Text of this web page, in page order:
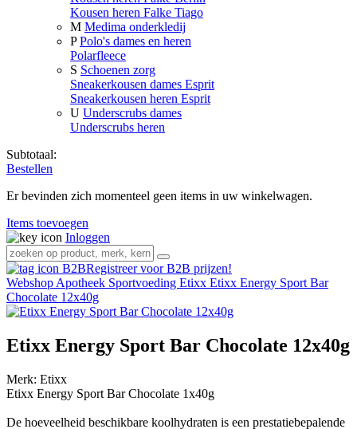
Kousen heren Falke Tiago
M Medima onderkledij
P Polo's dames en heren
Polarfleece
S Schoenen zorg
Sneakerkousen dames Esprit
Sneakerkousen heren Esprit
U Underscrubs dames
Underscrubs heren
Subtotaal:
Bestellen
Er bevinden zich momenteel geen items in uw winkelwagen.
Items toevoegen
Inloggen
Registreer voor B2B prijzen!
Webshop Apotheek Sportvoeding Etixx Etixx Energy Sport Bar
Chocolate 12x40g
Etixx Energy Sport Bar Chocolate 12x40g
Merk: Etixx
Etixx Energy Sport Bar Chocolate 1x40g
De hoeveelheid beschikbare koolhydraten is een prestatiebepalende